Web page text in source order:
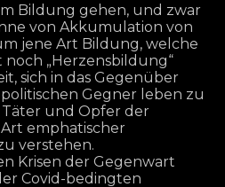
Bildung gehen, und zwar
von Akkumulation von
jene Art Bildung, welche
„Herzensbildung“
sich in das Gegenüber
Gegner leben zu
Täter und Opfer der
emphatischer
verstehen.
Krisen der Gegenwart
Covid-bedingten